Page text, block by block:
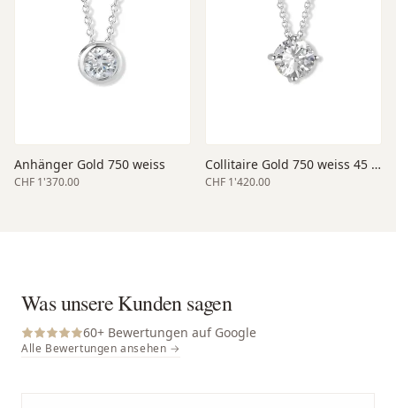
Anhänger Gold 750 weiss
CHF 1'370.00
Collitaire Gold 750 weiss 45 cm Länge
CHF 1'420.00
Was unsere Kunden sagen
60+ Bewertungen auf Google
Alle Bewertungen ansehen →